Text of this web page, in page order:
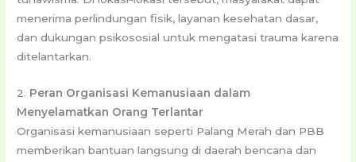
menerima perlindungan fisik, layanan kesehatan dasar,
dan dukungan psikososial untuk mengatasi trauma karena
ditelantarkan.
2. Peran Organisasi Kemanusiaan dalam
Menyelamatkan Orang Terlantar
Organisasi kemanusiaan seperti Palang Merah dan PBB
memberikan bantuan langsung di daerah bencana dan